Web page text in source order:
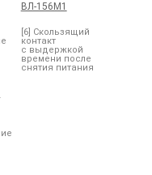
[6] Скользящий
контакт
с выдержкой
времени после
снятия питания